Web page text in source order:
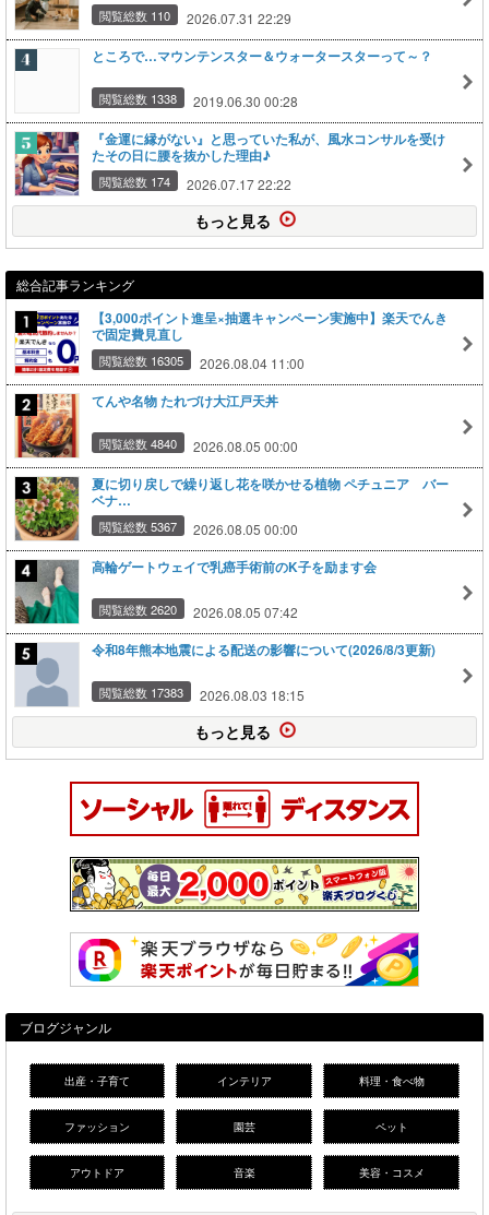
閲覧総数 110 2026.07.31 22:29
ところで…マウンテンスター＆ウォータースターって～？
閲覧総数 1338 2019.06.30 00:28
『金運に縁がない』と思っていた私が、風水コンサルを受け
たその日に腰を抜かした理由♪
閲覧総数 174 2026.07.17 22:22
もっと見る
総合記事ランキング
【3,000ポイント進呈×抽選キャンペーン実施中】楽天でんき
で固定費見直し
閲覧総数 16305 2026.08.04 11:00
てんや名物 たれづけ大江戸天丼
閲覧総数 4840 2026.08.05 00:00
夏に切り戻しで繰り返し花を咲かせる植物 ペチュニア バー
ベナ…
閲覧総数 5367 2026.08.05 00:00
高輪ゲートウェイで乳癌手術前のK子を励ます会
閲覧総数 2620 2026.08.05 07:42
令和8年熊本地震による配送の影響について(2026/8/3更新)
閲覧総数 17383 2026.08.03 18:15
もっと見る
ブログジャンル
出産・子育て インテリア 料理・食べ物
ファッション 園芸 ペット
アウトドア 音楽 美容・コスメ